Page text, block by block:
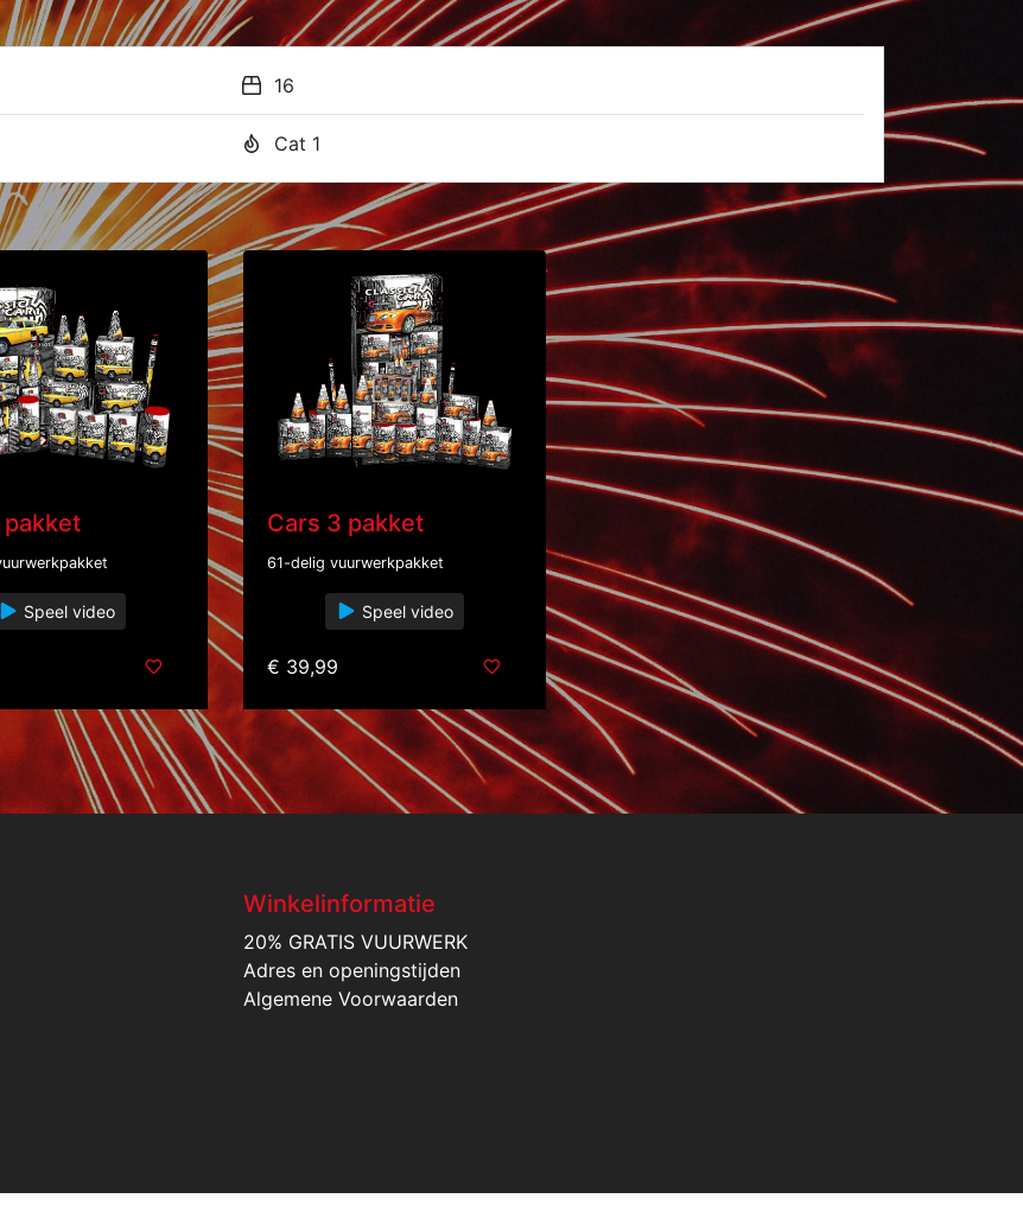
16
Cat 1
pakket
Speel video
Cars 3 pakket
61-delig vuurwerkpakket
Speel video
€ 39,99
Winkelinformatie
20% GRATIS VUURWERK
Adres en openingstijden
Algemene Voorwaarden